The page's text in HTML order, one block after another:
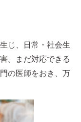
じ、日常・社会生
。まだ対応できる
の医師をおき、万